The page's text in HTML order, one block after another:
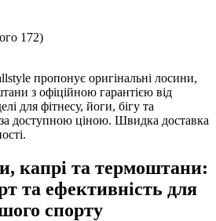
172)
пропонує оригінальні лосини,
з офіційною гарантією від
для фітнесу, йоги, бігу та
доступною ціною. Швидка доставка
капрі та термоштани:
та ефективність для
спорту